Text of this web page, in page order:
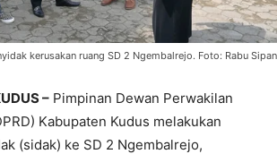
kerusakan ruang SD 2 Ngembalrejo. Foto: Rabu Sipan
– Pimpinan Dewan Perwakilan
Kabupaten Kudus melakukan
(sidak) ke SD 2 Ngembalrejo,